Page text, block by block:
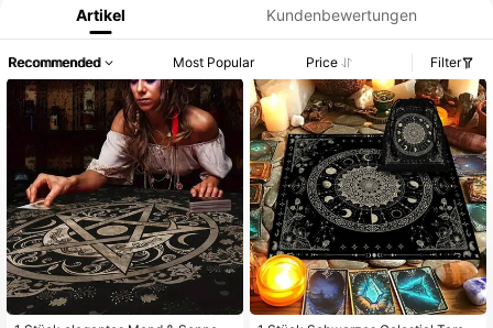
Artikel Kundenbewertungen
Recommended Most Popular Price Filter